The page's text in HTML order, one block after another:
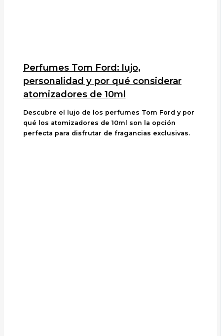
Perfumes Tom Ford: lujo,
personalidad y por qué considerar
atomizadores de 10ml
Descubre el lujo de los perfumes Tom Ford y por
qué los atomizadores de 10ml son la opción
perfecta para disfrutar de fragancias exclusivas.